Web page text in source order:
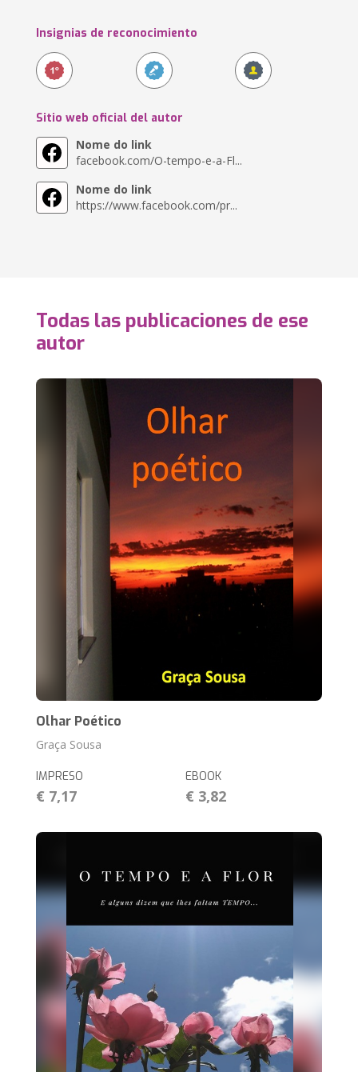
Insignias de reconocimiento
Sitio web oficial del autor
Nome do link
facebook.com/O-tempo-e-a-Fl...
Nome do link
https://www.facebook.com/pr...
Todas las publicaciones de ese
autor
Olhar Poético
Graça Sousa
IMPRESO
€ 7,17
EBOOK
€ 3,82